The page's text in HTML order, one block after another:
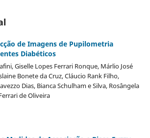
de Imagens de Pupilometria
Diabéticos
Giselle Lopes Ferrari Ronque, Márlio José
Bonete da Cruz, Cláucio Rank Filho,
Dias, Bianca Schulham e Silva, Rosângela
de Oliveira